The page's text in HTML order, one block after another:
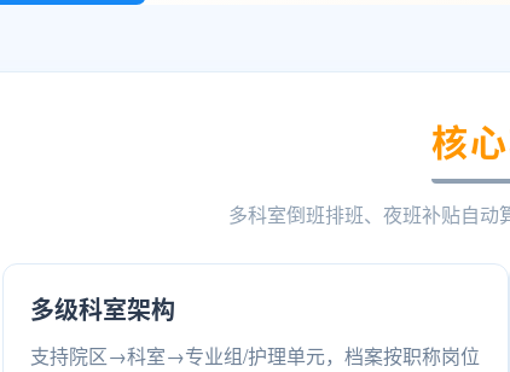
核
多科室倒班排班、夜班补贴自动
多级科室架构
支持院区→科室→专业组/护理单元，档案按职称岗位